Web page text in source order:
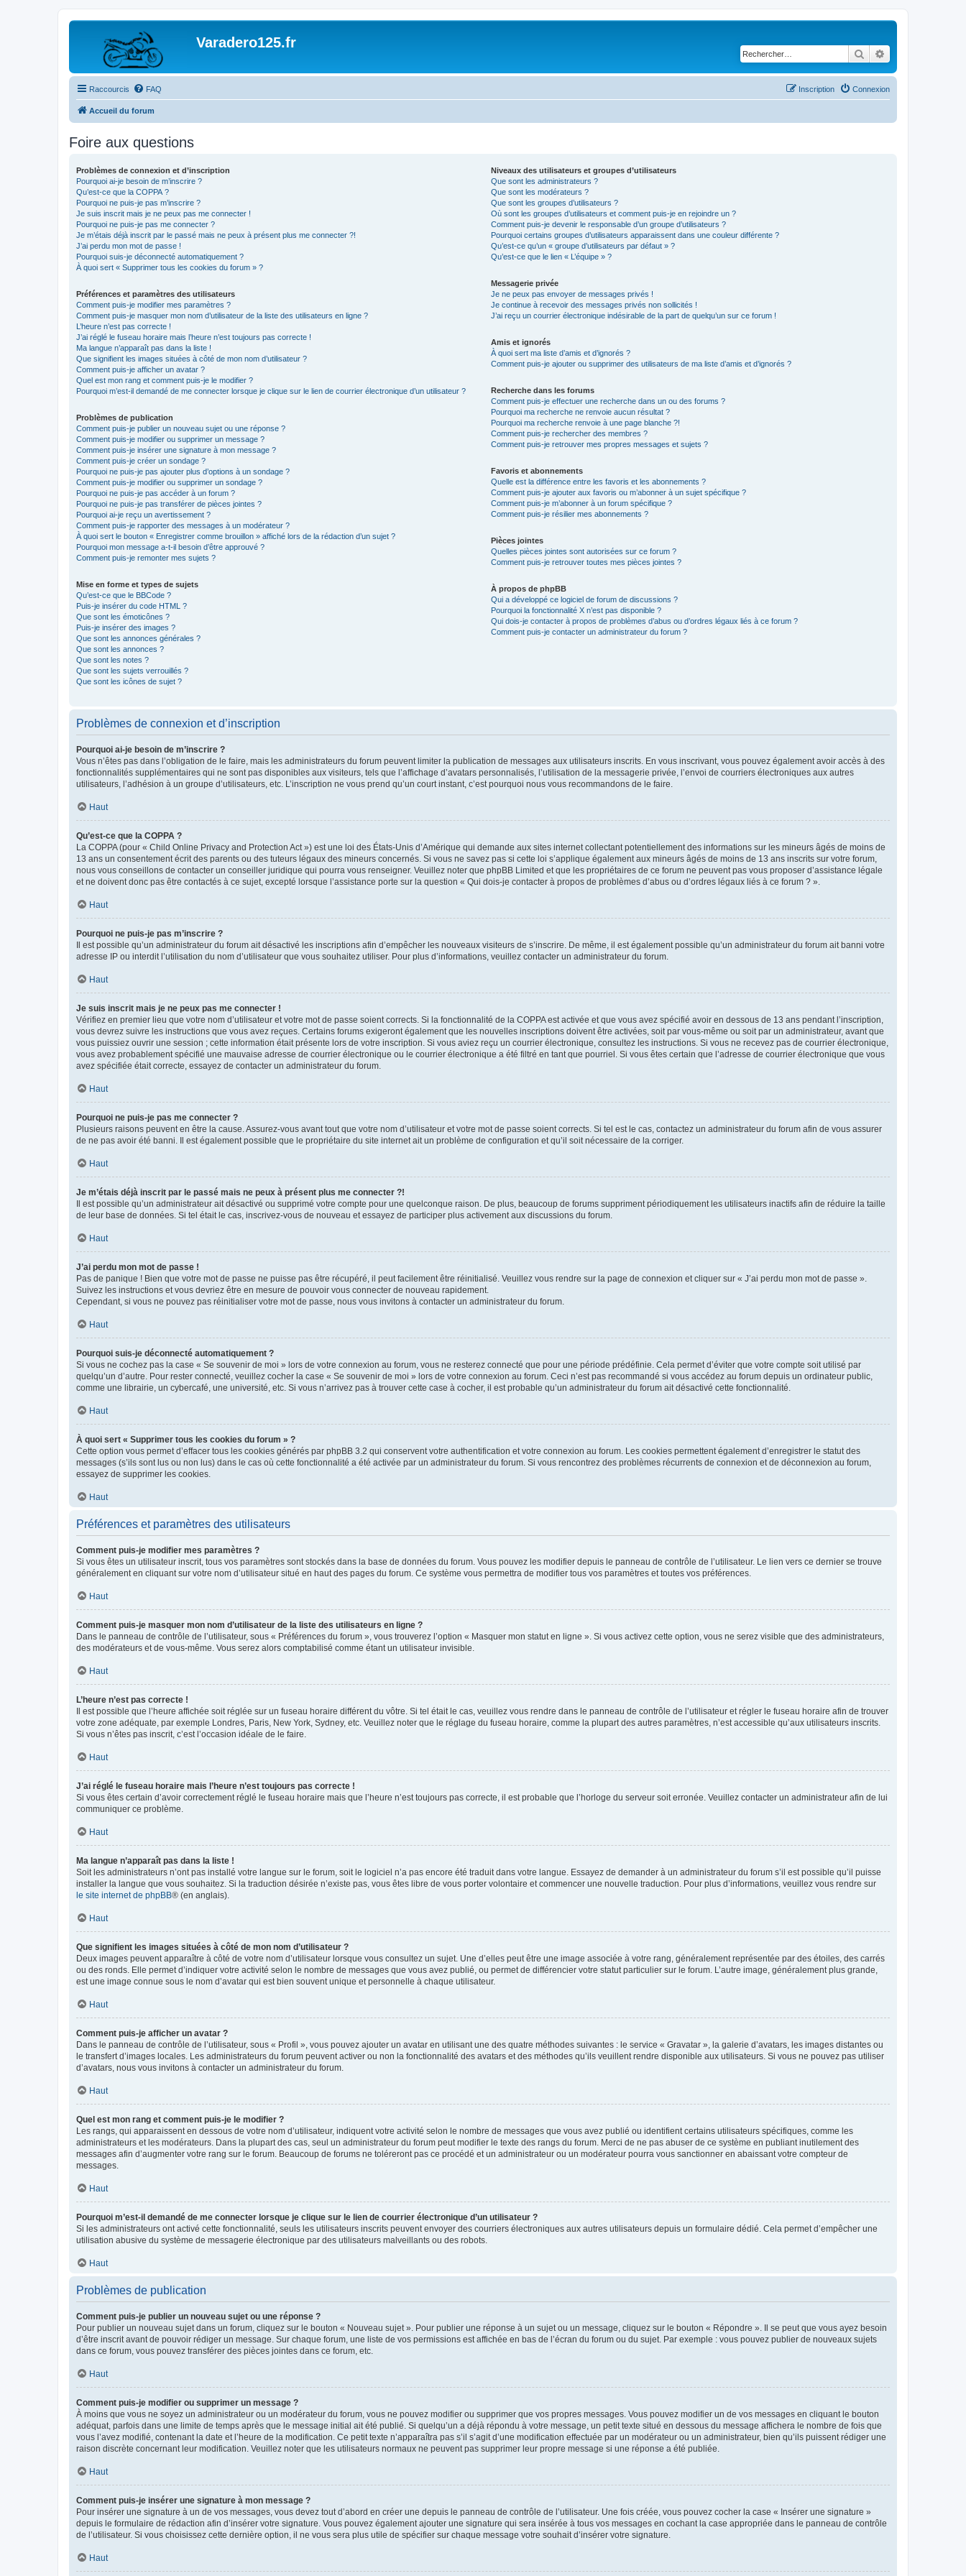
Varadero125.fr
Rechercher
Raccourcis FAQ Connexion
Inscription
Accueil du forum
Foire aux questions
Problèmes de connexion et d’inscription
Pourquoi ai-je besoin de m’inscrire ?
Qu’est-ce que la COPPA ?
Pourquoi ne puis-je pas m’inscrire ?
Je suis inscrit mais je ne peux pas me connecter !
Pourquoi ne puis-je pas me connecter ?
Je m’étais déjà inscrit par le passé mais ne peux à présent plus me connecter ?!
J’ai perdu mon mot de passe !
Pourquoi suis-je déconnecté automatiquement ?
À quoi sert « Supprimer tous les cookies du forum » ?
Préférences et paramètres des utilisateurs
Comment puis-je modifier mes paramètres ?
Comment puis-je masquer mon nom d’utilisateur de la liste des utilisateurs en ligne ?
L’heure n’est pas correcte !
J’ai réglé le fuseau horaire mais l’heure n’est toujours pas correcte !
Ma langue n’apparaît pas dans la liste !
Que signifient les images situées à côté de mon nom d’utilisateur ?
Comment puis-je afficher un avatar ?
Quel est mon rang et comment puis-je le modifier ?
Pourquoi m’est-il demandé de me connecter lorsque je clique sur le lien de courrier électronique d’un utilisateur ?
Problèmes de publication
Comment puis-je publier un nouveau sujet ou une réponse ?
Comment puis-je modifier ou supprimer un message ?
Comment puis-je insérer une signature à mon message ?
Comment puis-je créer un sondage ?
Pourquoi ne puis-je pas ajouter plus d’options à un sondage ?
Comment puis-je modifier ou supprimer un sondage ?
Pourquoi ne puis-je pas accéder à un forum ?
Pourquoi ne puis-je pas transférer de pièces jointes ?
Pourquoi ai-je reçu un avertissement ?
Comment puis-je rapporter des messages à un modérateur ?
À quoi sert le bouton « Enregistrer comme brouillon » affiché lors de la rédaction d’un sujet ?
Pourquoi mon message a-t-il besoin d’être approuvé ?
Comment puis-je remonter mes sujets ?
Mise en forme et types de sujets
Qu’est-ce que le BBCode ?
Puis-je insérer du code HTML ?
Que sont les émoticônes ?
Puis-je insérer des images ?
Que sont les annonces générales ?
Que sont les annonces ?
Que sont les notes ?
Que sont les sujets verrouillés ?
Que sont les icônes de sujet ?
Niveaux des utilisateurs et groupes d’utilisateurs
Que sont les administrateurs ?
Que sont les modérateurs ?
Que sont les groupes d’utilisateurs ?
Où sont les groupes d’utilisateurs et comment puis-je en rejoindre un ?
Comment puis-je devenir le responsable d’un groupe d’utilisateurs ?
Pourquoi certains groupes d’utilisateurs apparaissent dans une couleur différente ?
Qu’est-ce qu’un « groupe d’utilisateurs par défaut » ?
Qu’est-ce que le lien « L’équipe » ?
Messagerie privée
Je ne peux pas envoyer de messages privés !
Je continue à recevoir des messages privés non sollicités !
J’ai reçu un courrier électronique indésirable de la part de quelqu’un sur ce forum !
Amis et ignorés
À quoi sert ma liste d’amis et d’ignorés ?
Comment puis-je ajouter ou supprimer des utilisateurs de ma liste d’amis et d’ignorés ?
Recherche dans les forums
Comment puis-je effectuer une recherche dans un ou des forums ?
Pourquoi ma recherche ne renvoie aucun résultat ?
Pourquoi ma recherche renvoie à une page blanche ?!
Comment puis-je rechercher des membres ?
Comment puis-je retrouver mes propres messages et sujets ?
Favoris et abonnements
Quelle est la différence entre les favoris et les abonnements ?
Comment puis-je ajouter aux favoris ou m’abonner à un sujet spécifique ?
Comment puis-je m’abonner à un forum spécifique ?
Comment puis-je résilier mes abonnements ?
Pièces jointes
Quelles pièces jointes sont autorisées sur ce forum ?
Comment puis-je retrouver toutes mes pièces jointes ?
À propos de phpBB
Qui a développé ce logiciel de forum de discussions ?
Pourquoi la fonctionnalité X n’est pas disponible ?
Qui dois-je contacter à propos de problèmes d’abus ou d’ordres légaux liés à ce forum ?
Comment puis-je contacter un administrateur du forum ?
Problèmes de connexion et d’inscription
Pourquoi ai-je besoin de m’inscrire ?
Vous n’êtes pas dans l’obligation de le faire, mais les administrateurs du forum peuvent limiter la publication de messages aux utilisateurs inscrits. En vous inscrivant, vous pouvez également avoir accès à des
fonctionnalités supplémentaires qui ne sont pas disponibles aux visiteurs, tels que l’affichage d’avatars personnalisés, l’utilisation de la messagerie privée, l’envoi de courriers électroniques aux autres
utilisateurs, l’adhésion à un groupe d’utilisateurs, etc. L’inscription ne vous prend qu’un court instant, c’est pourquoi nous vous recommandons de le faire.
Haut
Qu’est-ce que la COPPA ?
La COPPA (pour « Child Online Privacy and Protection Act ») est une loi des États-Unis d’Amérique qui demande aux sites internet collectant potentiellement des informations sur les mineurs âgés de moins de
13 ans un consentement écrit des parents ou des tuteurs légaux des mineurs concernés. Si vous ne savez pas si cette loi s’applique également aux mineurs âgés de moins de 13 ans inscrits sur votre forum,
nous vous conseillons de contacter un conseiller juridique qui pourra vous renseigner. Veuillez noter que phpBB Limited et que les propriétaires de ce forum ne peuvent pas vous proposer d’assistance légale
et ne doivent donc pas être contactés à ce sujet, excepté lorsque l’assistance porte sur la question « Qui dois-je contacter à propos de problèmes d’abus ou d’ordres légaux liés à ce forum ? ».
Haut
Pourquoi ne puis-je pas m’inscrire ?
Il est possible qu’un administrateur du forum ait désactivé les inscriptions afin d’empêcher les nouveaux visiteurs de s’inscrire. De même, il est également possible qu’un administrateur du forum ait banni votre
adresse IP ou interdit l’utilisation du nom d’utilisateur que vous souhaitez utiliser. Pour plus d’informations, veuillez contacter un administrateur du forum.
Haut
Je suis inscrit mais je ne peux pas me connecter !
Vérifiez en premier lieu que votre nom d’utilisateur et votre mot de passe soient corrects. Si la fonctionnalité de la COPPA est activée et que vous avez spécifié avoir en dessous de 13 ans pendant l’inscription,
vous devrez suivre les instructions que vous avez reçues. Certains forums exigeront également que les nouvelles inscriptions doivent être activées, soit par vous-même ou soit par un administrateur, avant que
vous puissiez ouvrir une session ; cette information était présente lors de votre inscription. Si vous aviez reçu un courrier électronique, consultez les instructions. Si vous ne recevez pas de courrier électronique,
vous avez probablement spécifié une mauvaise adresse de courrier électronique ou le courrier électronique a été filtré en tant que pourriel. Si vous êtes certain que l’adresse de courrier électronique que vous
avez spécifiée était correcte, essayez de contacter un administrateur du forum.
Haut
Pourquoi ne puis-je pas me connecter ?
Plusieurs raisons peuvent en être la cause. Assurez-vous avant tout que votre nom d’utilisateur et votre mot de passe soient corrects. Si tel est le cas, contactez un administrateur du forum afin de vous assurer
de ne pas avoir été banni. Il est également possible que le propriétaire du site internet ait un problème de configuration et qu’il soit nécessaire de la corriger.
Haut
Je m’étais déjà inscrit par le passé mais ne peux à présent plus me connecter ?!
Il est possible qu’un administrateur ait désactivé ou supprimé votre compte pour une quelconque raison. De plus, beaucoup de forums suppriment périodiquement les utilisateurs inactifs afin de réduire la taille
de leur base de données. Si tel était le cas, inscrivez-vous de nouveau et essayez de participer plus activement aux discussions du forum.
Haut
J’ai perdu mon mot de passe !
Pas de panique ! Bien que votre mot de passe ne puisse pas être récupéré, il peut facilement être réinitialisé. Veuillez vous rendre sur la page de connexion et cliquer sur « J’ai perdu mon mot de passe ».
Suivez les instructions et vous devriez être en mesure de pouvoir vous connecter de nouveau rapidement.
Cependant, si vous ne pouvez pas réinitialiser votre mot de passe, nous vous invitons à contacter un administrateur du forum.
Haut
Pourquoi suis-je déconnecté automatiquement ?
Si vous ne cochez pas la case « Se souvenir de moi » lors de votre connexion au forum, vous ne resterez connecté que pour une période prédéfinie. Cela permet d’éviter que votre compte soit utilisé par
quelqu’un d’autre. Pour rester connecté, veuillez cocher la case « Se souvenir de moi » lors de votre connexion au forum. Ceci n’est pas recommandé si vous accédez au forum depuis un ordinateur public,
comme une librairie, un cybercafé, une université, etc. Si vous n’arrivez pas à trouver cette case à cocher, il est probable qu’un administrateur du forum ait désactivé cette fonctionnalité.
Haut
À quoi sert « Supprimer tous les cookies du forum » ?
Cette option vous permet d’effacer tous les cookies générés par phpBB 3.2 qui conservent votre authentification et votre connexion au forum. Les cookies permettent également d’enregistrer le statut des
messages (s’ils sont lus ou non lus) dans le cas où cette fonctionnalité a été activée par un administrateur du forum. Si vous rencontrez des problèmes récurrents de connexion et de déconnexion au forum,
essayez de supprimer les cookies.
Haut
Préférences et paramètres des utilisateurs
Comment puis-je modifier mes paramètres ?
Si vous êtes un utilisateur inscrit, tous vos paramètres sont stockés dans la base de données du forum. Vous pouvez les modifier depuis le panneau de contrôle de l’utilisateur. Le lien vers ce dernier se trouve
généralement en cliquant sur votre nom d’utilisateur situé en haut des pages du forum. Ce système vous permettra de modifier tous vos paramètres et toutes vos préférences.
Haut
Comment puis-je masquer mon nom d’utilisateur de la liste des utilisateurs en ligne ?
Dans le panneau de contrôle de l’utilisateur, sous « Préférences du forum », vous trouverez l’option « Masquer mon statut en ligne ». Si vous activez cette option, vous ne serez visible que des administrateurs,
des modérateurs et de vous-même. Vous serez alors comptabilisé comme étant un utilisateur invisible.
Haut
L’heure n’est pas correcte !
Il est possible que l’heure affichée soit réglée sur un fuseau horaire différent du vôtre. Si tel était le cas, veuillez vous rendre dans le panneau de contrôle de l’utilisateur et régler le fuseau horaire afin de trouver
votre zone adéquate, par exemple Londres, Paris, New York, Sydney, etc. Veuillez noter que le réglage du fuseau horaire, comme la plupart des autres paramètres, n’est accessible qu’aux utilisateurs inscrits.
Si vous n’êtes pas inscrit, c’est l’occasion idéale de le faire.
Haut
J’ai réglé le fuseau horaire mais l’heure n’est toujours pas correcte !
Si vous êtes certain d’avoir correctement réglé le fuseau horaire mais que l’heure n’est toujours pas correcte, il est probable que l’horloge du serveur soit erronée. Veuillez contacter un administrateur afin de lui
communiquer ce problème.
Haut
Ma langue n’apparaît pas dans la liste !
Soit les administrateurs n’ont pas installé votre langue sur le forum, soit le logiciel n’a pas encore été traduit dans votre langue. Essayez de demander à un administrateur du forum s’il est possible qu’il puisse
installer la langue que vous souhaitez. Si la traduction désirée n’existe pas, vous êtes libre de vous porter volontaire et commencer une nouvelle traduction. Pour plus d’informations, veuillez vous rendre sur
le site internet de phpBB® (en anglais).
Haut
Que signifient les images situées à côté de mon nom d’utilisateur ?
Deux images peuvent apparaître à côté de votre nom d’utilisateur lorsque vous consultez un sujet. Une d’elles peut être une image associée à votre rang, généralement représentée par des étoiles, des carrés
ou des ronds. Elle permet d’indiquer votre activité selon le nombre de messages que vous avez publié, ou permet de différencier votre statut particulier sur le forum. L’autre image, généralement plus grande,
est une image connue sous le nom d’avatar qui est bien souvent unique et personnelle à chaque utilisateur.
Haut
Comment puis-je afficher un avatar ?
Dans le panneau de contrôle de l’utilisateur, sous « Profil », vous pouvez ajouter un avatar en utilisant une des quatre méthodes suivantes : le service « Gravatar », la galerie d’avatars, les images distantes ou
le transfert d’images locales. Les administrateurs du forum peuvent activer ou non la fonctionnalité des avatars et des méthodes qu’ils veuillent rendre disponible aux utilisateurs. Si vous ne pouvez pas utiliser
d’avatars, nous vous invitons à contacter un administrateur du forum.
Haut
Quel est mon rang et comment puis-je le modifier ?
Les rangs, qui apparaissent en dessous de votre nom d’utilisateur, indiquent votre activité selon le nombre de messages que vous avez publié ou identifient certains utilisateurs spécifiques, comme les
administrateurs et les modérateurs. Dans la plupart des cas, seul un administrateur du forum peut modifier le texte des rangs du forum. Merci de ne pas abuser de ce système en publiant inutilement des
messages afin d’augmenter votre rang sur le forum. Beaucoup de forums ne toléreront pas ce procédé et un administrateur ou un modérateur pourra vous sanctionner en abaissant votre compteur de
messages.
Haut
Pourquoi m’est-il demandé de me connecter lorsque je clique sur le lien de courrier électronique d’un utilisateur ?
Si les administrateurs ont activé cette fonctionnalité, seuls les utilisateurs inscrits peuvent envoyer des courriers électroniques aux autres utilisateurs depuis un formulaire dédié. Cela permet d’empêcher une
utilisation abusive du système de messagerie électronique par des utilisateurs malveillants ou des robots.
Haut
Problèmes de publication
Comment puis-je publier un nouveau sujet ou une réponse ?
Pour publier un nouveau sujet dans un forum, cliquez sur le bouton « Nouveau sujet ». Pour publier une réponse à un sujet ou un message, cliquez sur le bouton « Répondre ». Il se peut que vous ayez besoin
d’être inscrit avant de pouvoir rédiger un message. Sur chaque forum, une liste de vos permissions est affichée en bas de l’écran du forum ou du sujet. Par exemple : vous pouvez publier de nouveaux sujets
dans ce forum, vous pouvez transférer des pièces jointes dans ce forum, etc.
Haut
Comment puis-je modifier ou supprimer un message ?
À moins que vous ne soyez un administrateur ou un modérateur du forum, vous ne pouvez modifier ou supprimer que vos propres messages. Vous pouvez modifier un de vos messages en cliquant le bouton
adéquat, parfois dans une limite de temps après que le message initial ait été publié. Si quelqu’un a déjà répondu à votre message, un petit texte situé en dessous du message affichera le nombre de fois que
vous l’avez modifié, contenant la date et l’heure de la modification. Ce petit texte n’apparaîtra pas s’il s’agit d’une modification effectuée par un modérateur ou un administrateur, bien qu’ils puissent rédiger une
raison discrète concernant leur modification. Veuillez noter que les utilisateurs normaux ne peuvent pas supprimer leur propre message si une réponse a été publiée.
Haut
Comment puis-je insérer une signature à mon message ?
Pour insérer une signature à un de vos messages, vous devez tout d’abord en créer une depuis le panneau de contrôle de l’utilisateur. Une fois créée, vous pouvez cocher la case « Insérer une signature »
depuis le formulaire de rédaction afin d’insérer votre signature. Vous pouvez également ajouter une signature qui sera insérée à tous vos messages en cochant la case appropriée dans le panneau de contrôle
de l’utilisateur. Si vous choisissez cette dernière option, il ne vous sera plus utile de spécifier sur chaque message votre souhait d’insérer votre signature.
Haut